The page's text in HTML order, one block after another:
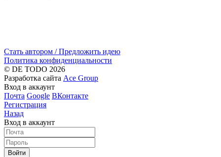
Стать автором / Предложить идею
Политика конфиденциальности
© DE TODO 2026
Разработка сайта Ace Group
Вход в аккаунт
Почта Google ВКонтакте
Регистрация
Назад
Вход в аккаунт
Войти